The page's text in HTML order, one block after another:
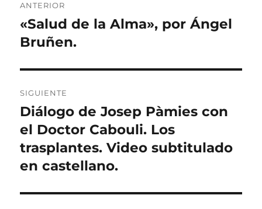
de
entradas
ANTERIOR
Entrada
anterior:
«Salud de la Alma», por Ángel
Bruñen.
SIGUIENTE
Entrada
siguiente:
Diálogo de Josep Pàmies con
el Doctor Cabouli. Los
trasplantes. Video subtitulado
en castellano.